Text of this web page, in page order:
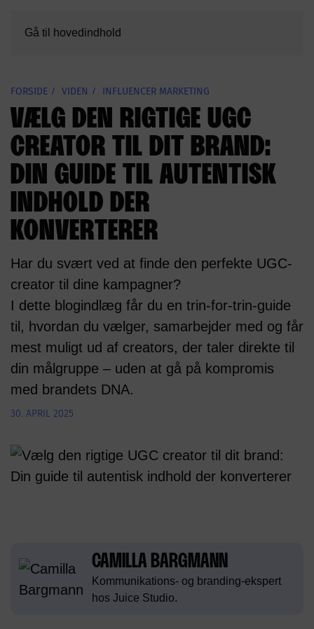
Gå til hovedindhold
FORSIDE VIDEN INFLUENCER MARKETING
VÆLG DEN RIGTIGE UGC
CREATOR TIL DIT BRAND:
DIN GUIDE TIL AUTENTISK
INDHOLD DER
KONVERTERER
Har du svært ved at finde den perfekte UGC-
creator til dine kampagner?
I dette blogindlæg får du en trin-for-trin-guide
til, hvordan du vælger, samarbejder med og får
mest muligt ud af creators, der taler direkte til
din målgruppe – uden at gå på kompromis
med brandets DNA.
30. APRIL 2025
CAMILLA BARGMANN
Kommunikations- og branding-ekspert
hos Juice Studio.